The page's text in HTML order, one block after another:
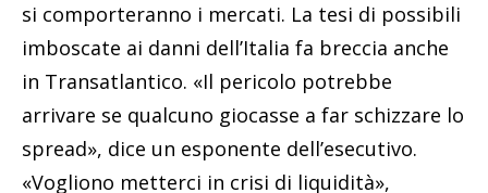
si comporteranno i mercati. La tesi di possibili
imboscate ai danni dell’Italia fa breccia anche
in Transatlantico. «Il pericolo potrebbe
arrivare se qualcuno giocasse a far schizzare lo
spread», dice un esponente dell’esecutivo.
«Vogliono metterci in crisi di liquidità»,